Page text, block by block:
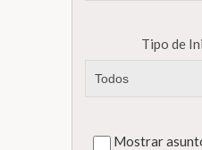
Tipo de
Mostrar